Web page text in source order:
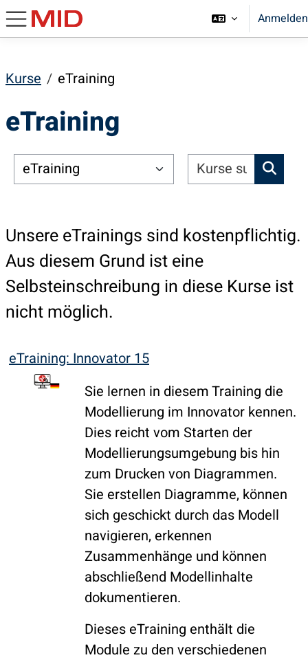
Zum Hauptinhalt
Website-Übersicht
Anmelden
Kurse eTraining
eTraining
Kursbereiche
Kurse
Unsere eTrainings sind kostenpflichtig.
Aus diesem Grund ist eine
Selbsteinschreibung in diese Kurse ist
nicht möglich.
eTraining: Innovator 15
Sie lernen in diesem Training die
Modellierung im Innovator kennen.
Dies reicht vom Starten der
Modellierungsumgebung bis hin
zum Drucken von Diagrammen.
Sie erstellen Diagramme, können
sich geschickt durch das Modell
navigieren, erkennen
Zusammenhänge und können
abschließend Modellinhalte
dokumentieren.
Dieses eTraining enthält die
Module zu den verschiedenen